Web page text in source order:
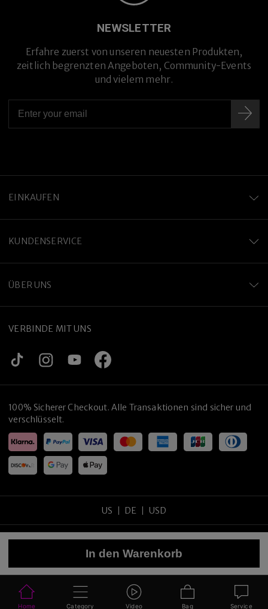
NEWSLETTER
Erfahre zuerst von unseren neuesten Produkten,
zeitlich begrenzten Angeboten, Community-Events
und vielem mehr.
EINKAUFEN
KUNDENSERVICE
ÜBER UNS
VERBINDE MIT UNS
100% Sicherer Checkout. Alle Transaktionen sind sicher und
verschlüsselt.
US DE USD
Copyright©2026tijneyewear.Alle Rechte vorbehalten.
Datenschutzrichtlinie Nutzungsbedingungen
In den Warenkorb